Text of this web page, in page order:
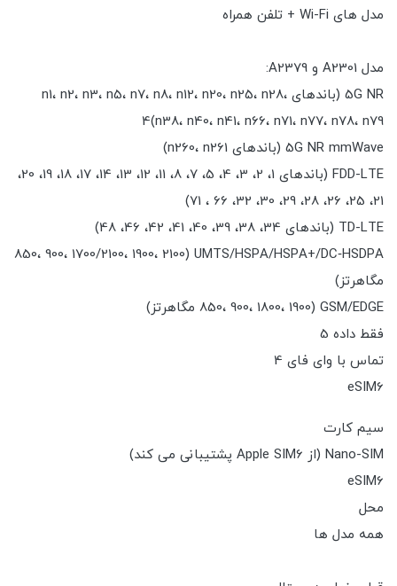
مدل های Wi-Fi + تلفن همراه
مدل A2301 و A2379:
5G NR (باندهای n1، n2، n3، n5، n7، n8، n12، n20، n25، n28،
n38، n40، n41، n66، n71، n77، n78، n79)4
5G NR mmWave (باندهای n260، n261)
FDD-LTE (باندهای 1، 2، 3، 4، 5، 7، 8، 11، 12، 13، 14، 17، 18، 19، 20،
21، 25، 26، 28، 29، 30، 32، 66 ، 71)
TD-LTE (باندهای 34، 38، 39، 40، 41، 42، 46، 48)
UMTS/HSPA/HSPA+/DC‑HSDPA (850، 900، 1700/2100، 1900، 2100
مگاهرتز)
GSM/EDGE (850، 900، 1800، 1900 مگاهرتز)
فقط داده 5
تماس با وای فای 4
eSIM6
سیم کارت
Nano-SIM (از Apple SIM6 پشتیبانی می کند)
eSIM6
محل
همه مدل ها